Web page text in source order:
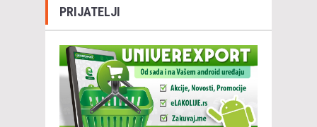
PRIJATELJI